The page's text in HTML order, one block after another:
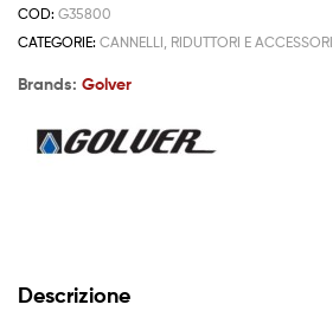
COD: G35800
CATEGORIE: CANNELLI, RIDUTTORI E ACCESSORI
Brands: Golver
Descrizione